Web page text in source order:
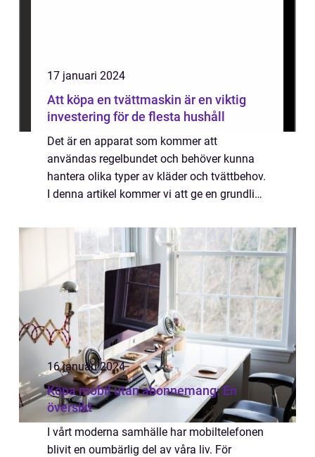
17 januari 2024
Att köpa en tvättmaskin är en viktig
investering för de flesta hushåll
Det är en apparat som kommer att
användas regelbundet och behöver kunna
hantera olika typer av kläder och tvättbehov.
I denna artikel kommer vi att ge en grundlig
köper en tvättmaskin, presentera olika
16 januari 2024
Köpa mobil utan abonnemang: En
översikt
I vårt moderna samhälle har mobiltelefonen
blivit en oumbärlig del av våra liv. För